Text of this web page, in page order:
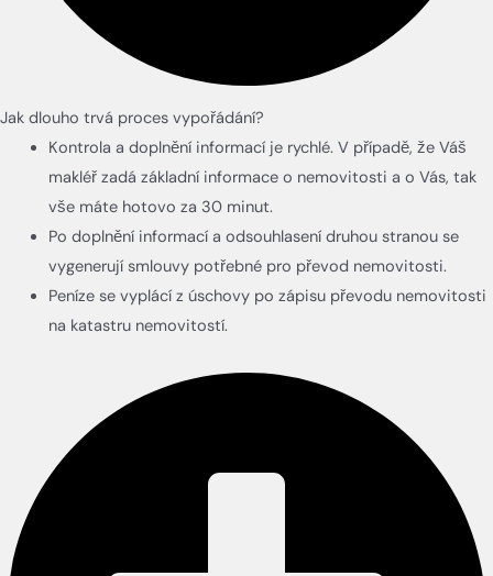
Jak dlouho trvá proces vypořádání?
Kontrola a doplnění informací je rychlé. V případě, že Váš
makléř zadá základní informace o nemovitosti a o Vás, tak
vše máte hotovo za 30 minut.
Po doplnění informací a odsouhlasení druhou stranou se
vygenerují smlouvy potřebné pro převod nemovitosti.
Peníze se vyplácí z úschovy po zápisu převodu nemovitosti
na katastru nemovitostí.